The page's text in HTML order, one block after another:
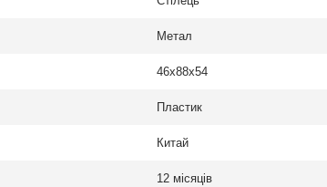
Метал
46x88x54
Пластик
Китай
12 місяців